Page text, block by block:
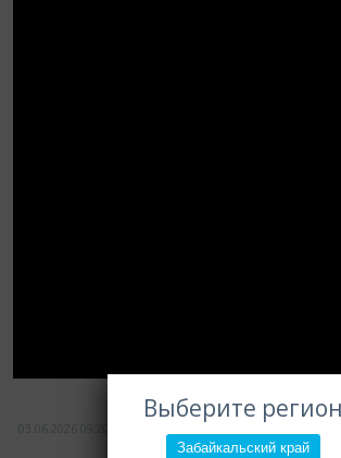
Выберите регион
Забайкальский край